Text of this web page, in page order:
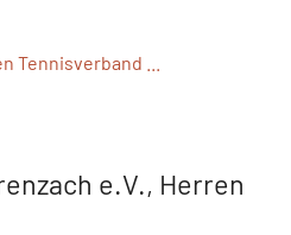
Tennisverband ...
e.V., Herren